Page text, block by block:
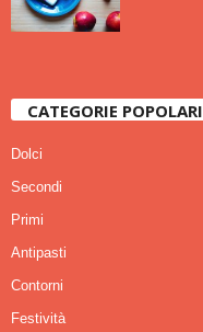
CATEGORIE POPOLARI
Dolci
Secondi
Primi
Antipasti
Contorni
Festività